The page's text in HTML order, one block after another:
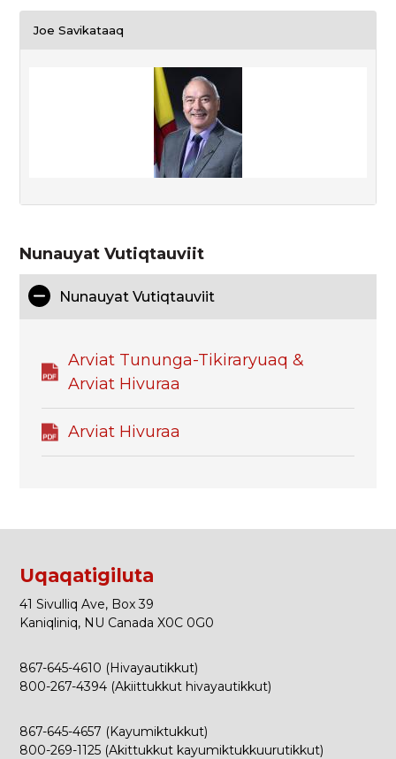
Joe Savikataaq
Nunauyat Vutiqtauviit
Nunauyat Vutiqtauviit
Arviat Tununga-Tikiraryuaq &
Arviat Hivuraa
Arviat Hivuraa
Uqaqatigiluta
41 Sivulliq Ave, Box 39
Kaniqliniq, NU Canada X0C 0G0
867-645-4610 (Hivayautikkut)
800-267-4394 (Akiittukkut hivayautikkut)
867-645-4657 (Kayumiktukkut)
800-269-1125 (Akittukkut kayumiktukkuurutikkut)